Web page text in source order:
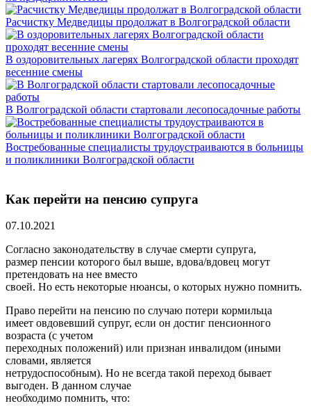
Расчистку Медведицы продолжат в Волгоградской области
В оздоровительных лагерях Волгоградской области проходят
весенние смены
В Волгоградской области стартовали лесопосадочные работы
Востребованные специалисты трудоустраиваются в больницы
и поликлиники Волгоградской области
Как перейти на пенсию супруга
07.10.2021
Согласно законодательству в случае смерти супруга,
размер пенсии которого был выше, вдова/вдовец могут
претендовать на нее вместо
своей. Но есть некоторые нюансы, о которых нужно помнить.
Право перейти на пенсию по случаю потери кормильца
имеет овдовевший супруг, если он достиг пенсионного
возраста (с учетом
переходных положений) или признан инвалидом (иными
словами, является
нетрудоспособным). Но не всегда такой переход бывает
выгоден. В данном случае
необходимо помнить, что: